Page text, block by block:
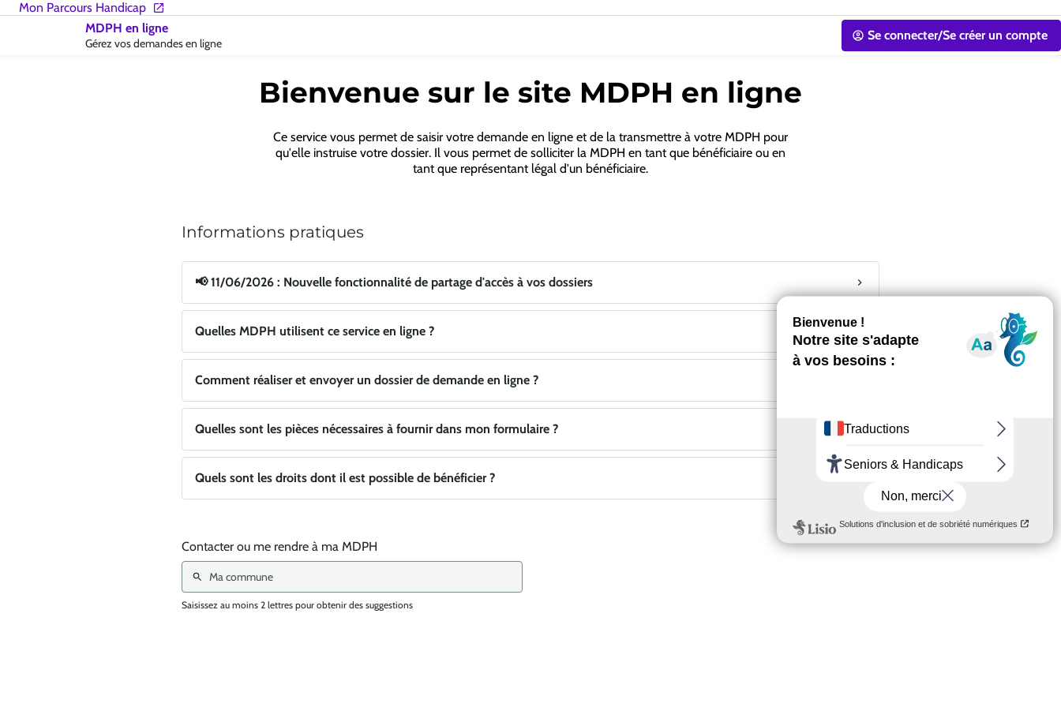
Accueil
-
Mon Parcours Handicap
MDPH en ligne
Gérez vos demandes en ligne
Se connecter/Se créer un compte
Bienvenue sur le site MDPH en ligne
Ce service vous permet de saisir votre demande en ligne et de la transmettre à votre MDPH pour
qu'elle instruise votre dossier. Il vous permet de solliciter la MDPH en tant que bénéficiaire ou en
tant que représentant légal d'un bénéficiaire.
Informations pratiques